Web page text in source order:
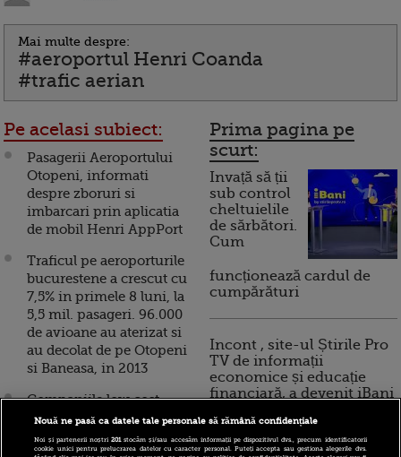
Mai multe despre:
#aeroportul Henri Coanda
#trafic aerian
Pe acelasi subiect:
Pasagerii Aeroportului
Otopeni, informati
despre zboruri si
imbarcari prin aplicatia
de mobil Henri AppPort
Traficul pe aeroporturile
bucurestene a crescut cu
7,5% in primele 8 luni, la
5,5 mil. pasageri. 96.000
de avioane au aterizat si
au decolat de pe Otopeni
si Baneasa, in 2013
Companiile low cost
aduc record de pasageri
pe Aeroportul Otopeni.
Costurile care scumpesc
Prima pagina pe
scurt:
Invață să ții
sub control
cheltuielile
de sărbători.
Cum
funcționează cardul de
cumpărături
Incont , site-ul Știrile Pro
TV de informații
economice și educație
financiară, a devenit iBani
10 reguli pentru decizii
Nouă ne pasă ca datele tale personale să rămână confidențiale
Noi și partenerii noștri201stocăm și/sau accesăm informații pe dispozitivul dvs., precum identificatorii
cookie unici pentru prelucrarea datelor cu caracter personal. Puteți accepta sau gestiona alegerile dvs.